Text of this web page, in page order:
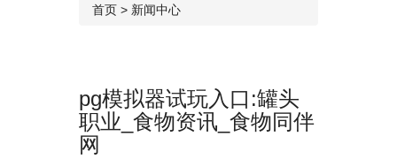
首页 > 新闻中心
pg模拟器试玩入口:罐头
职业_食物资讯_食物同伴
网